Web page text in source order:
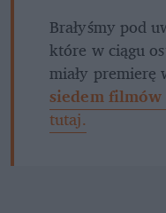
Brałyśmy pod
które w ciągu
miały premierę
siedem
tutaj.